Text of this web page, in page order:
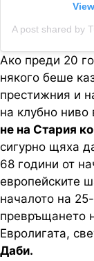
Ако преди 20
някого беше
престижния и
на клубно
не на Стария
сигурно щяха
68 години от
европейските
началото на
превръщането
Евролигата,
Даби.